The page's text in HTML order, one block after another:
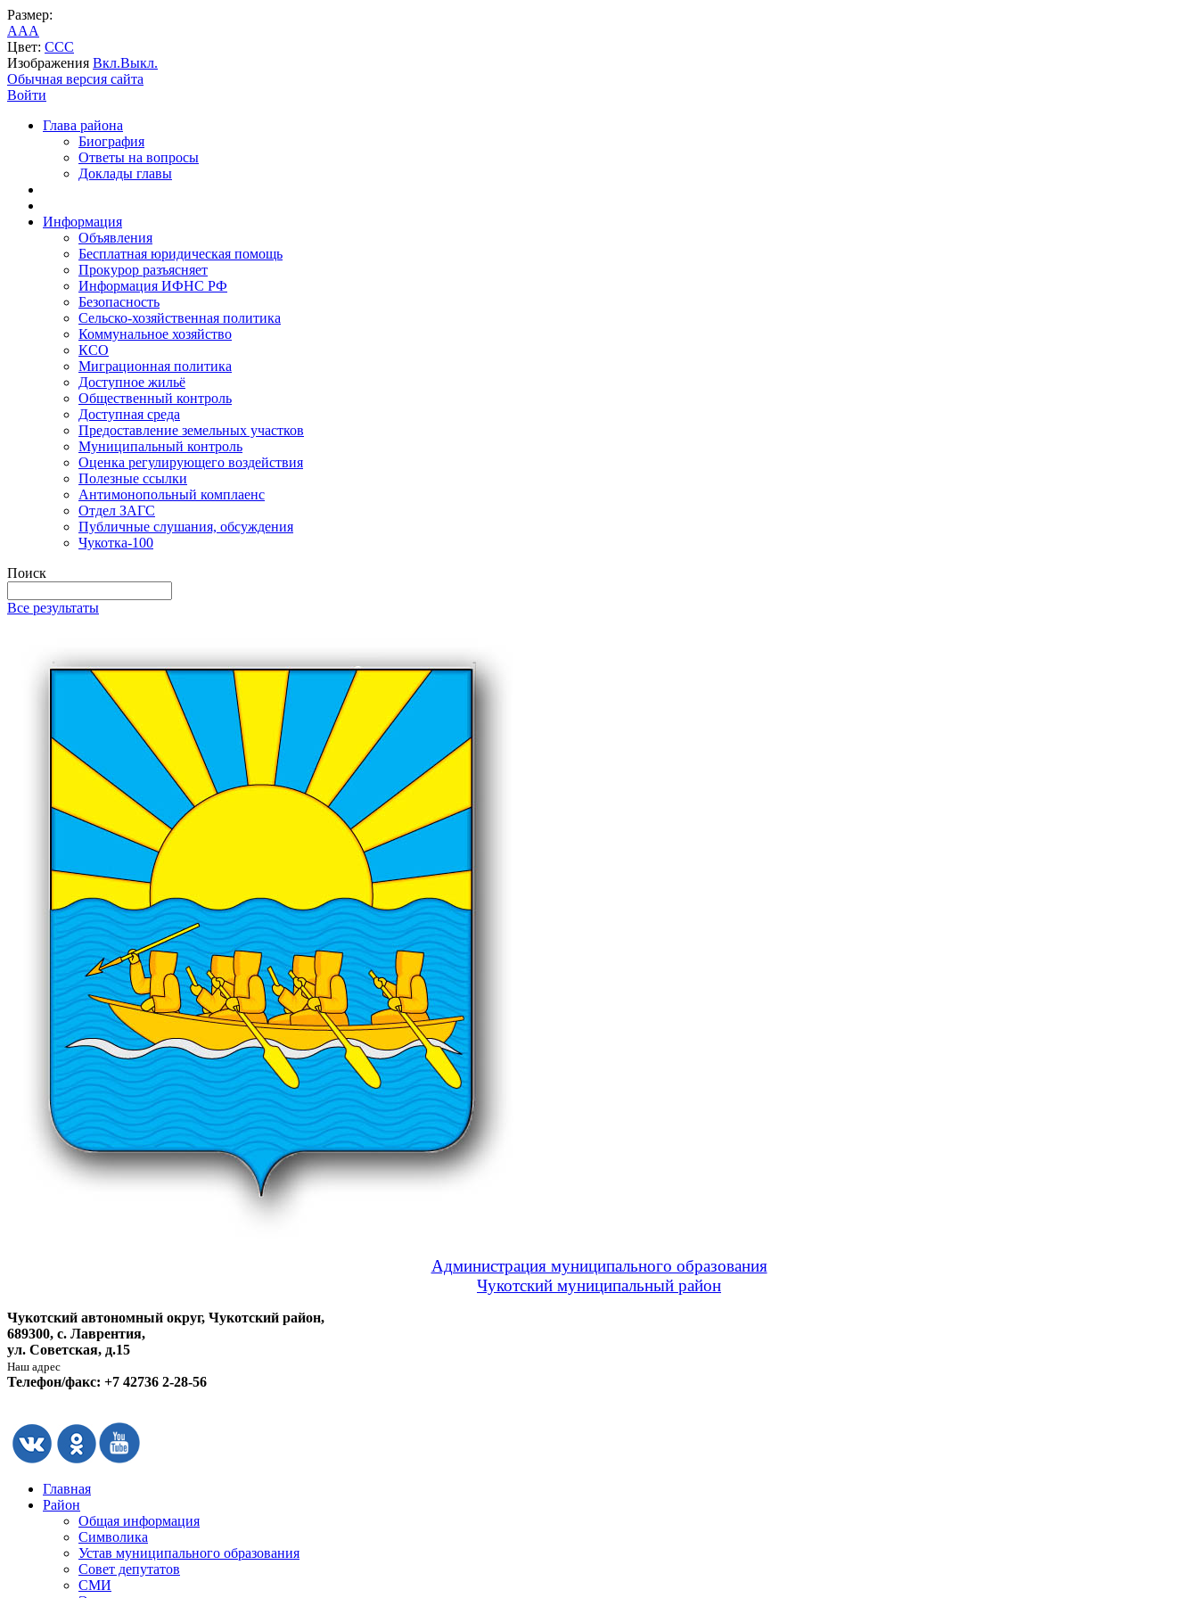
Размер:
AAA
Цвет: CCC
Изображения Вкл.Выкл.
Обычная версия сайта
Войти
Глава района
Биография
Ответы на вопросы
Доклады главы
Информация
Объявления
Бесплатная юридическая помощь
Прокурор разъясняет
Информация ИФНС РФ
Безопасность
Сельско-хозяйственная политика
Коммунальное хозяйство
КСО
Миграционная политика
Доступное жильё
Общественный контроль
Доступная среда
Предоставление земельных участков
Муниципальный контроль
Оценка регулирующего воздействия
Полезные ссылки
Антимонопольный комплаенс
Отдел ЗАГС
Публичные слушания, обсуждения
Чукотка-100
Поиск
Все результаты
Администрация муниципального образования
Чукотский муниципальный район
Чукотский автономный округ, Чукотский район,
689300, с. Лаврентия,
ул. Советская, д.15
Наш адрес
Телефон/факс: +7 42736 2-28-56
Главная
Район
Общая информация
Символика
Устав муниципального образования
Совет депутатов
СМИ